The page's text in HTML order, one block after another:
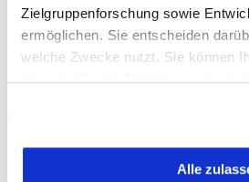
Zielgruppenforschung sowie
ermöglichen. Sie entscheiden
welche Zwecke nutzt. Sie können
über die Cookie-Erklärung oder
Wenn Sie es erlauben, würden wir
Informationen über Ihre
Alle
Kontakt